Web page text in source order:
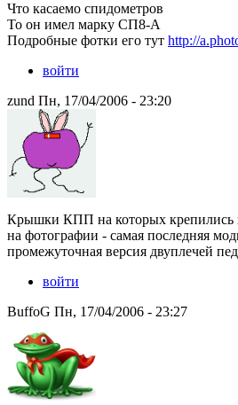
Что касаемо спидометров
То он имел марку СП8-А
Подробные фотки его тут http://
войти
zund Пн, 17/04/2006 - 23:20
Крышки КПП на которых крепились
на фотографии - самая последняя
промежуточная версия двуплечей
войти
BuffoG Пн, 17/04/2006 - 23:27